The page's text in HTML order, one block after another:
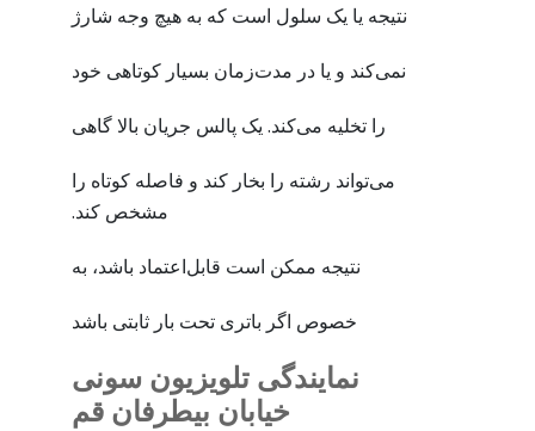
نتیجه یا یک سلول است که به هیچ وجه شارژ
نمی‌کند و یا در مدت‌زمان بسیار کوتاهی خود
را تخلیه می‌کند. یک پالس جریان بالا گاهی
می‌تواند رشته را بخار کند و فاصله کوتاه را
مشخص کند.
نتیجه ممکن است قابل‌اعتماد باشد، به
خصوص اگر باتری تحت بار ثابتی باشد
نمایندگی تلویزیون سونی
خیابان بیطرفان قم